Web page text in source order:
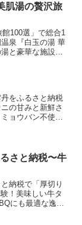
肌湯の贅沢旅
100選」で総合1
泉『白玉の湯 華
と豪華な施設、
をふるさと納税
の甘みと新鮮さ
ョウバン不使用
さと納税〜牛
納税で「厚切り
！美味しい牛タ
にも最適な逸